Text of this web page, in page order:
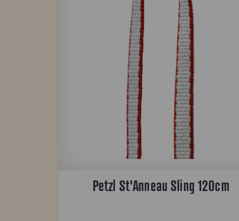
Petzl St'Anneau Sling 120cm